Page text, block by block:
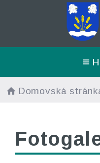
Domovská